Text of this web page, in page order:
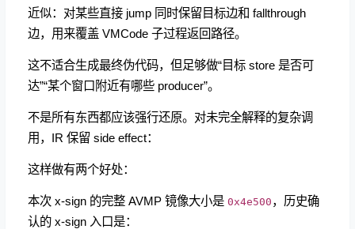
近似：对某些直接 jump 同时保留目标边和 fallthrough
边，用来覆盖 VMCode 子过程返回路径。
这不适合生成最终伪代码，但足够做“目标 store 是否可
达”“某个窗口附近有哪些 producer”。
不是所有东西都应该强行还原。对未完全解释的复杂调
用，IR 保留 side effect：
这样做有两个好处：
本次 x-sign 的完整 AVMP 镜像大小是 0x4e500，历史确
认的 x-sign 入口是：